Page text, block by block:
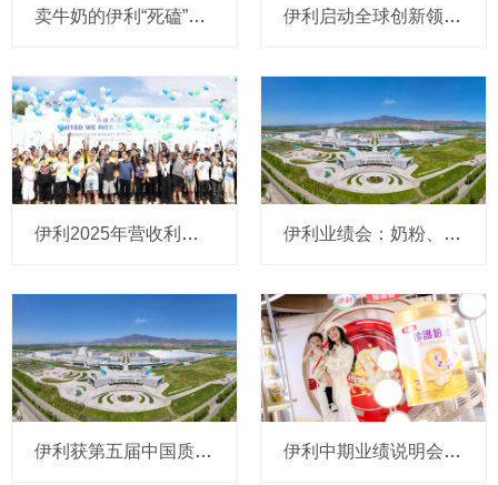
卖牛奶的伊利“死磕”一瓶即饮茶，它凭什么在巨头之间突围？ 伊利启动全球创新领航计划，金领冠升级品牌战略，展示母乳研究新成果
伊利2025年营收利润双增长，奶粉成为第二大支柱，解锁多个“亿元级别”爆款新品 伊利业绩会：奶粉、奶酪和冷饮全年目标双位数增长，未来几年分红额有望提升
伊利获第五届中国质量奖提名奖，打造品质新标杆 伊利中期业绩说明会：茶饮替代影响达“相对峰值”，16亿补贴计划下半年效果渐显，将保液奶价格稳定，想抢奶酪更多份额